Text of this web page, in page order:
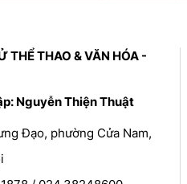
THỂ THAO & VĂN HÓA -
Nguyễn Thiện Thuật
Đạo, phường Cửa Nam,